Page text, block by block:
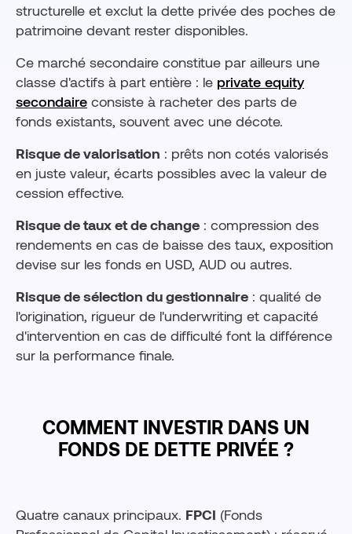
structurelle et exclut la dette privée des poches de
patrimoine devant rester disponibles.
Ce marché secondaire constitue par ailleurs une
classe d'actifs à part entière : le private equity
secondaire consiste à racheter des parts de
fonds existants, souvent avec une décote.
Risque de valorisation : prêts non cotés valorisés
en juste valeur, écarts possibles avec la valeur de
cession effective.
Risque de taux et de change : compression des
rendements en cas de baisse des taux, exposition
devise sur les fonds en USD, AUD ou autres.
Risque de sélection du gestionnaire : qualité de
l'origination, rigueur de l'underwriting et capacité
d'intervention en cas de difficulté font la différence
sur la performance finale.
COMMENT INVESTIR DANS UN
FONDS DE DETTE PRIVÉE ?
Quatre canaux principaux. FPCI (Fonds